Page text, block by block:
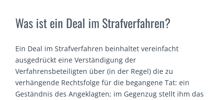
Was ist ein Deal im Strafverfahren?
Ein Deal im Strafverfahren beinhaltet vereinfacht
ausgedrückt eine Verständigung der
Verfahrensbeteiligten über (in der Regel) die zu
verhängende Rechtsfolge für die begangene Tat: ein
Geständnis des Angeklagten; im Gegenzug stellt ihm das